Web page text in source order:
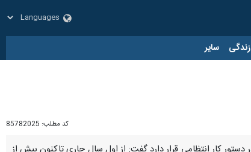
زندگی سایر
کد مطلب: 85782025